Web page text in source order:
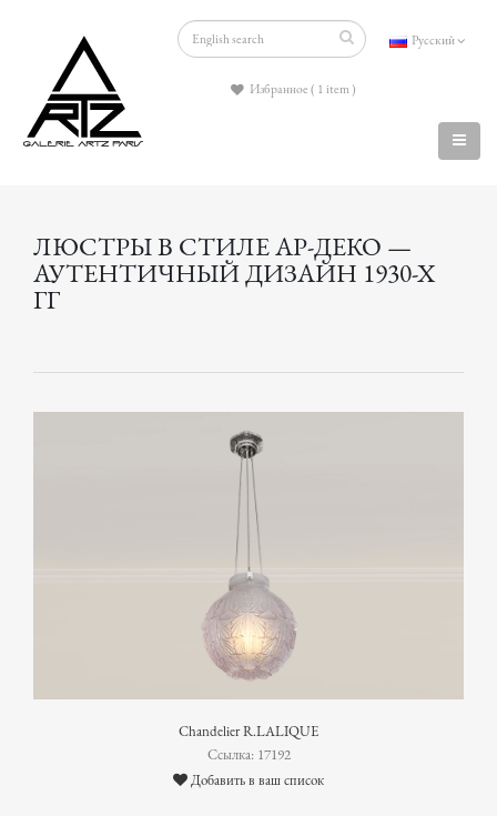
Русский
Избранное ( 1 item )
ЛЮСТРЫ В СТИЛЕ АР-ДЕКО —
АУТЕНТИЧНЫЙ ДИЗАЙН 1930-Х
ГГ
Chandelier R.LALIQUE
Ссылка: 17192
Добавить в ваш список